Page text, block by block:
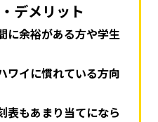
デメリット
に余裕がある方や学生
ワイに慣れている方向
表もあまり当てになら